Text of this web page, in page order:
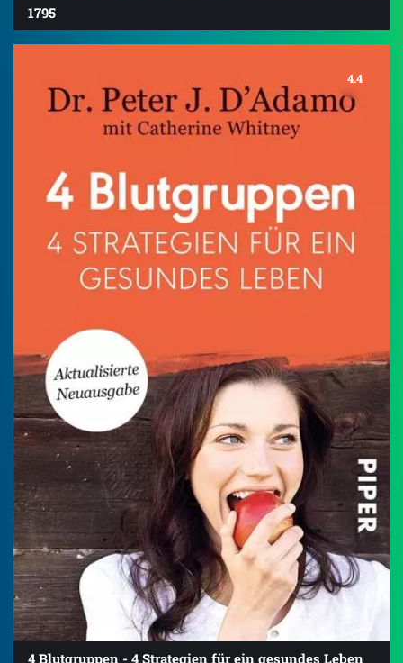
1795
4.4
4 Blutgruppen - 4 Strategien für ein gesundes Leben